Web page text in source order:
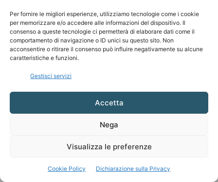
Per fornire le migliori esperienze, utilizziamo tecnologie come i cookie
per memorizzare e/o accedere alle informazioni del dispositivo. Il
consenso a queste tecnologie ci permetterà di elaborare dati come il
comportamento di navigazione o ID unici su questo sito. Non
acconsentire o ritirare il consenso può influire negativamente su alcune
caratteristiche e funzioni.
Gestisci servizi
Accetta
Nega
Visualizza le preferenze
Cookie Policy Dichiarazione sulla Privacy